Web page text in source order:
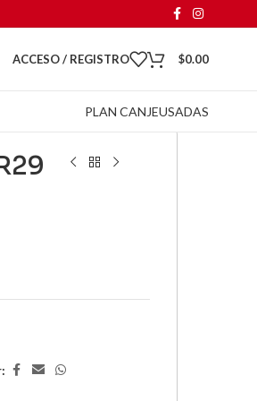
ACCESO / REGISTRO $0.00
PLAN CANJEUSADAS